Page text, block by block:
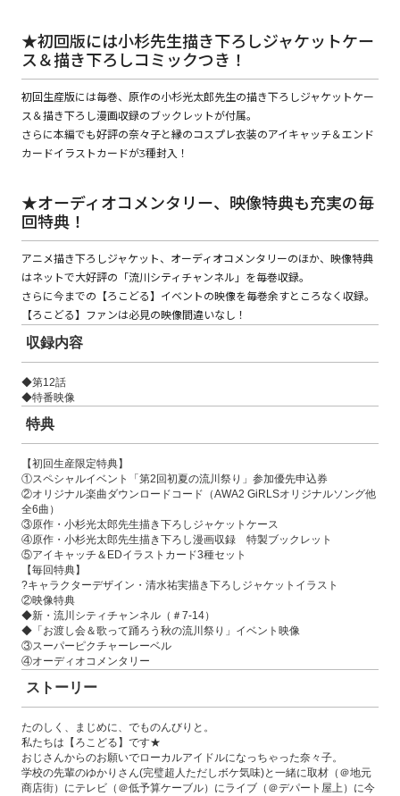
★初回版には小杉先生描き下ろしジャケットケー
ス＆描き下ろしコミックつき！
初回生産版には毎巻、原作の小杉光太郎先生の描き下ろしジャケットケー
ス＆描き下ろし漫画収録のブックレットが付属。
さらに本編でも好評の奈々子と縁のコスプレ衣装のアイキャッチ＆エンド
カードイラストカードが3種封入！
★オーディオコメンタリー、映像特典も充実の毎
回特典！
アニメ描き下ろしジャケット、オーディオコメンタリーのほか、映像特典
はネットで大好評の「流川シティチャンネル」を毎巻収録。
さらに今までの【ろこどる】イベントの映像を毎巻余すところなく収録。
【ろこどる】ファンは必見の映像間違いなし！
収録内容
◆第12話
◆特番映像
特典
【初回生産限定特典】
①スペシャルイベント「第2回初夏の流川祭り」参加優先申込券
②オリジナル楽曲ダウンロードコード（AWA2 GiRLSオリジナルソング他
全6曲）
③原作・小杉光太郎先生描き下ろしジャケットケース
④原作・小杉光太郎先生描き下ろし漫画収録 特製ブックレット
⑤アイキャッチ＆EDイラストカード3種セット
【毎回特典】
?キャラクターデザイン・清水祐実描き下ろしジャケットイラスト
②映像特典
◆新・流川シティチャンネル（＃7-14）
◆「お渡し会＆歌って踊ろう秋の流川祭り」イベント映像
③スーパーピクチャーレーベル
④オーディオコメンタリー
ストーリー
たのしく、まじめに、でものんびりと。
私たちは【ろこどる】です★
おじさんからのお願いでローカルアイドルになっちゃった奈々子。
学校の先輩のゆかりさん(完璧超人ただしボケ気味)と一緒に取材（＠地元
商店街）にテレビ（＠低予算ケーブル）にライブ（＠デパート屋上）に今